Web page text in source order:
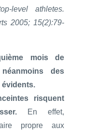
level athletes.
2005; 15(2):79-
mois de
des
évidents.
risquent
En effet,
propre aux